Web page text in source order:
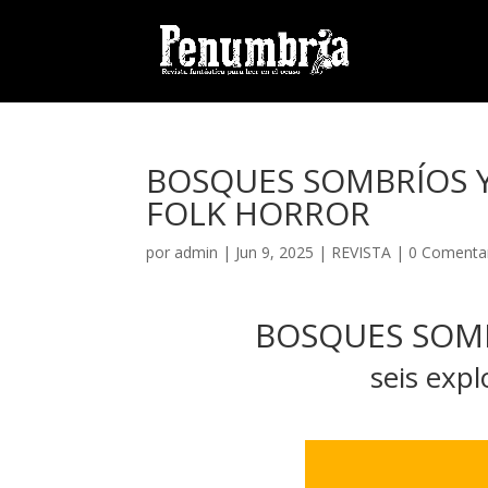
BOSQUES SOMBRÍOS
FOLK HORROR
por admin | Jun 9, 2025 | REVISTA | 0
BOSQUES
seis